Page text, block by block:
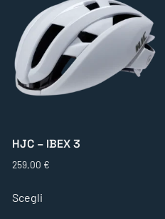
HJC – IBEX 3
259,00 €
Scegli